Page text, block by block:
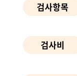
검사항목
검사비